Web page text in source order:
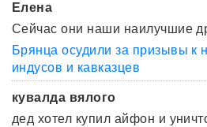
Елена
Сейчас они наши наилучшие
Брянца осудили за призывы к
индусов и кавказцев
кувалда вялого
дед хотел купил айфон и